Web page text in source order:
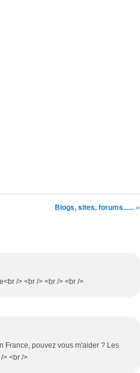
Blogs, sites, forums...... »
/> <br /> <br /> <br />
France, pouvez vous m'aider ? Les
> <br />